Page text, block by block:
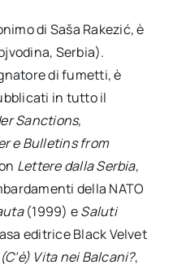
di Saša Rakezić, è
Serbia).
di fumetti, è
in tutto il
Sanctions,
e Bulletins from
Lettere dalla Serbia,
della NATO
(1999) eSaluti
editrice Black Velvet
(C’è) Vita nei Balcani?,